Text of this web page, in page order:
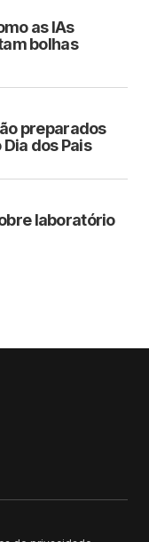
as IAs
bolhas
preparados
dos Pais
laboratório